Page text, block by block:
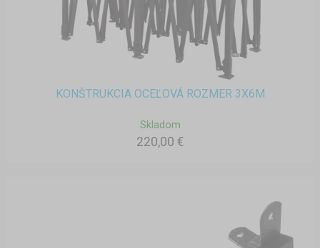
KONŠTRUKCIA OCEĽOVÁ ROZMER 3X6M
Skladom
220,00 €